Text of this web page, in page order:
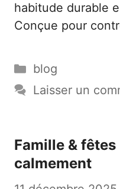
habitude durable
Conçue pour
Catégories
blog
Laisser un
Famille &
calmement